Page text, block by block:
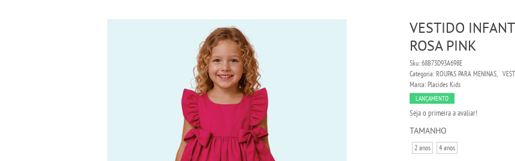
VESTIDO
ROSA PINK
Sku: 68B73D93A698E
Categoria: ROUPAS PARA MENINAS
Marca: Placides Kids
LANÇAMENTO
Seja o primeira a avaliar!
TAMANHO
2 anos 4 anos